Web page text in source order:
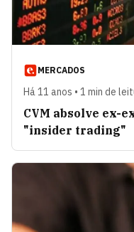
MERCADOS
Há 11 anos • 1 min de
CVM absolve ex-
"insider trading"